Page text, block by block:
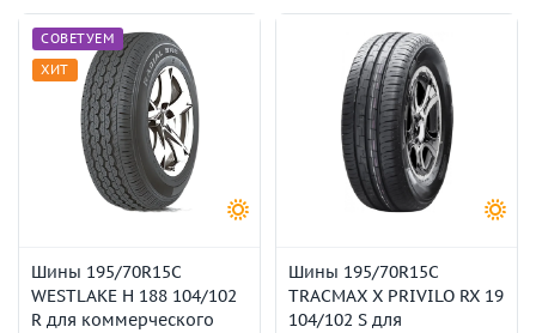
СОВЕТУЕМ
ХИТ
Шины 195/70R15C
WESTLAKE H 188 104/102
R для коммерческого
Шины 195/70R15C
TRACMAX X PRIVILO RX 19
104/102 S для